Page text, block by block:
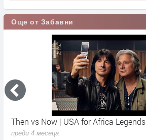
Още от Забавни
Then vs Now | USA for Africa Legends
преди 4 месеца